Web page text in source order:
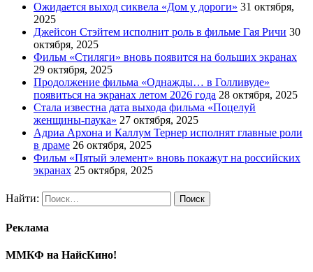
Ожидается выход сиквела «Дом у дороги» 31 октября,
2025
Джейсон Стэйтем исполнит роль в фильме Гая Ричи 30
октября, 2025
Фильм «Стиляги» вновь появится на больших экранах
29 октября, 2025
Продолжение фильма «Однажды… в Голливуде»
появиться на экранах летом 2026 года 28 октября, 2025
Стала известна дата выхода фильма «Поцелуй
женщины-паука» 27 октября, 2025
Адриа Архона и Каллум Тернер исполнят главные роли
в драме 26 октября, 2025
Фильм «Пятый элемент» вновь покажут на российских
экранах 25 октября, 2025
Найти:
Реклама
ММКФ на НайсКино!